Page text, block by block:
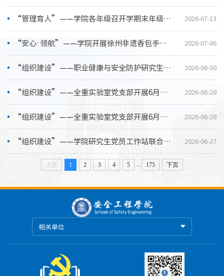
“管理育人”——学院各年级召开学期末年级大会 2026-07-13
“安心·领航”——学院开展徐州非遗香包手工体验活动 2026-07-06
“组织建设”——职业健康与安全防护研究生党支部开展专题学习会 2026-06-30
“组织建设”——全重实验室党支部开展6月份集中学习活动 2026-06-28
“组织建设”——全重实验室党支部开展6月专题学习活动 2026-06-28
“组织建设”——学院研究生党员工作站联合各支部开展宿舍安全卫生检查活动 2026-06-27
上页 1 2 3 4 5 175 下页
相关单位